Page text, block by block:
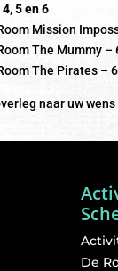
5 en 6
Mission
The Mummy –
The Pirates –
naar uw
De